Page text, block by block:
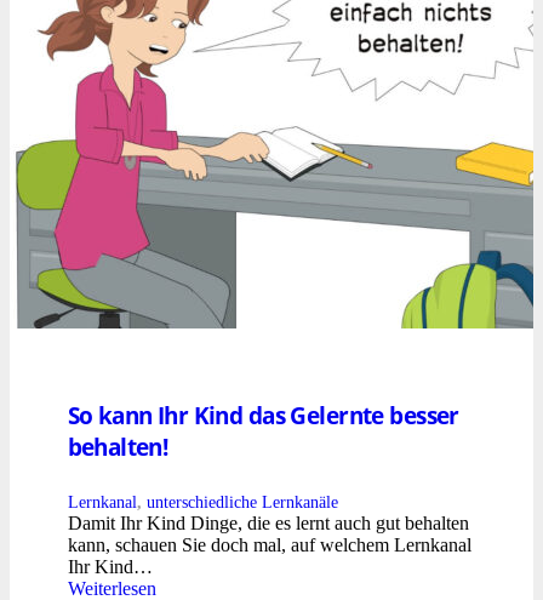
So kann Ihr Kind das Gelernte besser
behalten!
Lernkanal, unterschiedliche Lernkanäle
Damit Ihr Kind Dinge, die es lernt auch gut behalten
kann, schauen Sie doch mal, auf welchem Lernkanal
Ihr Kind…
Weiterlesen